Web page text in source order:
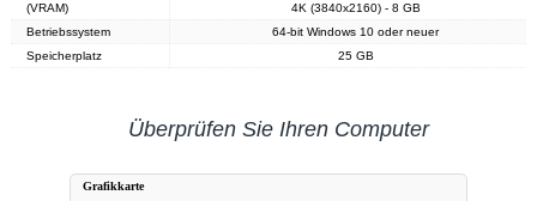
(VRAM)
4K (3840x2160) - 8 GB
Betriebssystem
64-bit Windows 10 oder neuer
Speicherplatz
25 GB
Überprüfen Sie Ihren Computer
Grafikkarte